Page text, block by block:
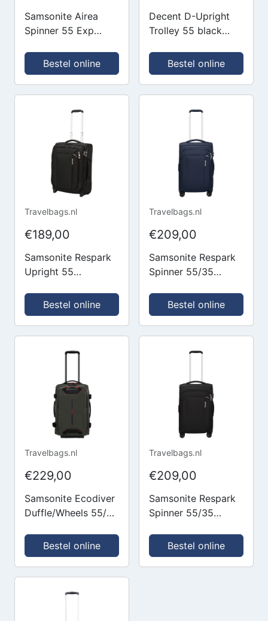
Samsonite Airea
Spinner 55 Exp
Zachte koffer
Bestel online
Decent D-Upright
Trolley 55 black
Bestel online
Travelbags.nl
€189,00
Samsonite Respark
Upright 55
black Zachte koffer
Bestel online
Travelbags.nl
€209,00
Samsonite Respark
Spinner 55/35
midnight blue
Zachte koffer
Bestel online
Travelbags.nl
€229,00
Samsonite Ecodiver
Duffle/Wheels 55/35
kofferBestel online
Travelbags.nl
€209,00
Samsonite Respark
Spinner 55/35
black Zachte koffer
Bestel online